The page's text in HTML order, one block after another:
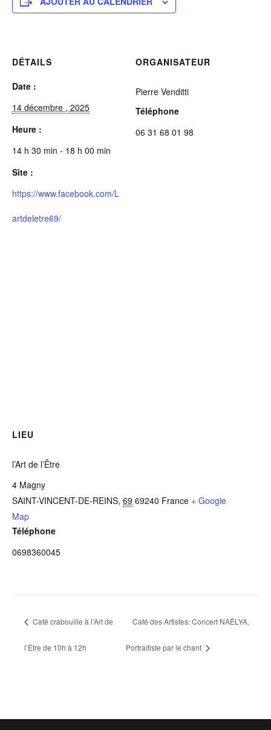
DÉTAILS
Date :
14 décembre , 2025
Heure :
14 h 30 min - 18 h 00 min
Site :
https://www.facebook.com/L
artdeletre69/
ORGANISATEUR
Pierre Venditti
Téléphone
06 31 68 01 98
LIEU
l’Art de l’Être
4 Magny
SAINT-VINCENT-DE-REINS, 69 69240 France + Google
Map
Téléphone
0698360045
Café crabouille à l’Art de
l’Être de 10h à 12h
Café des Artistes: Concert NAËLYA,
Portraitiste par le chant